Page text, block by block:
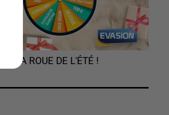
LA ROUE DE L'ÉTÉ !